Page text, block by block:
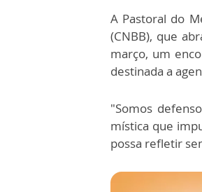
A Pastoral do
(CNBB), que
março, um
destinada a
"Somos
mística que
possa refletir